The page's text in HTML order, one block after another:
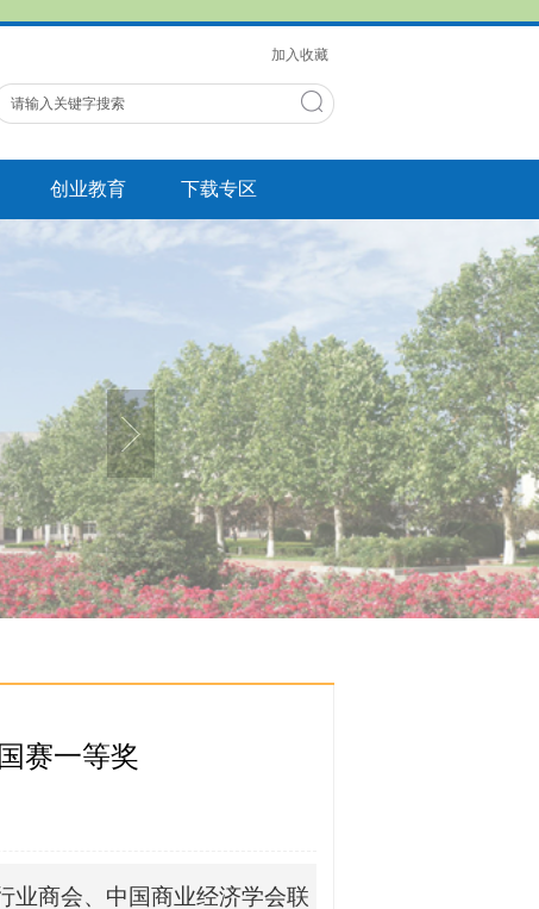
加入收藏
创业教育 下载专区
赛一等奖
业商会、中国商业经济学会联